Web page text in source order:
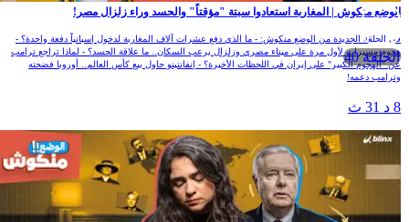
الحلقة 40
الوضع منكوش | المغاربة استعادوا سبتة "مؤقتاً" والحسد وراء زلزال مصر!
في الحلقة الجديدة من الوضع منكوش: - ما الذي دفع عشرات آلاف المغاربة لدخول إسبانياً دفعة واحدة؟ -
هجوم مسيرات لأول مرة على ميناء مصري وزلزال يرعب السكان.. ما علاقة الحسد؟ - لماذا تراجع ترامب
عن "الهجوم الكبير" على إيران في اللحظات الأخيرة؟ - إنفانتينو حاول بيع كأس العالم.. أوروبا فضحته
وترامب دعمه!